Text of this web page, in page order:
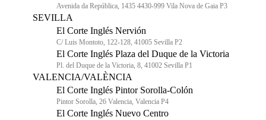
Avenida da República, 1435 4430-999 Vila Nova de Gaia P3
SEVILLA
El Corte Inglés Nervión
C/ Luis Montoto, 122-128, 41005 Sevilla P2
El Corte Inglés Plaza del Duque de la Victoria
Pl. del Duque de la Victoria, 8, 41002 Sevilla P1
VALENCIA/VALÈNCIA
El Corte Inglés Pintor Sorolla-Colón
Pintor Sorolla, 26 Valencia, Valencia P4
El Corte Inglés Nuevo Centro